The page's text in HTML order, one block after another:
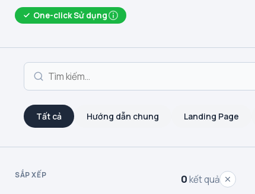
One-click Sử dụng
Tất cả Hướng dẫn chung Landing Page
SẮP XẾP 0kết quả